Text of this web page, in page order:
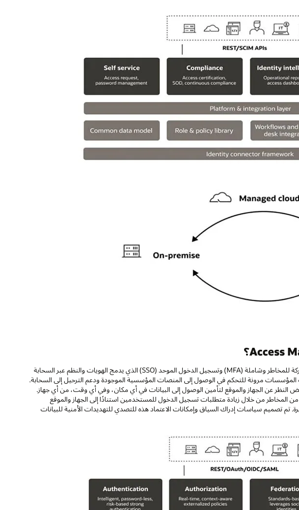
توفر إدارة الوصول مصادقة متعددة العوامل مدركة للمخاطر وشاملة (MFA) وتسجيل الدخول الموحد (SSO) الذي يدمج الهويات والنظم عبر السحابة
المؤسسات مرونة للتحكم في الوصول إلى المنصات المؤسسية الموجودة ودعم الترحيل إلى السحابة.
النظر عن الجهاز والموقع لتأمين الوصول إلى البيانات في أي مكان، وفي أي وقت، من أي جهاز.
المخاطر من خلال زيادة متطلبات تسجيل الدخول للمستخدمين استنادًا إلى الجهاز والموقع
تم تصميم سياسات إدراك السياق وإمكانات الاعتماد هذه للتصدي للتهديدات الأمنية للبيانات